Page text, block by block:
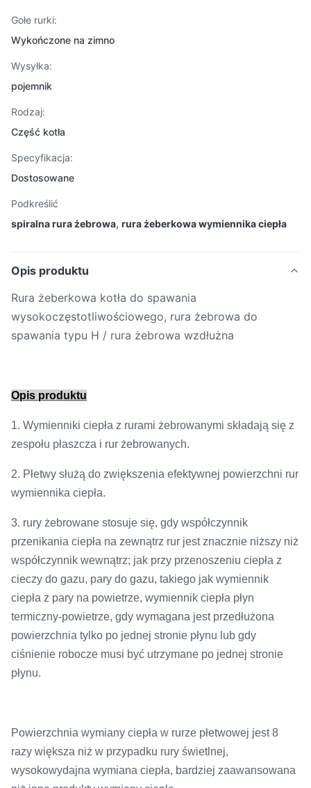
Gołe rurki:
Wykończone na zimno
Wysyłka:
pojemnik
Rodzaj:
Część kotła
Specyfikacja:
Dostosowane
Podkreślić
spiralna rura żebrowa, rura żeberkowa wymiennika ciepła
Opis produktu
Rura żeberkowa kotła do spawania
wysokoczęstotliwościowego, rura żebrowa do
spawania typu H / rura żebrowa wzdłużna
Opis produktu
1. Wymienniki ciepła z rurami żebrowanymi składają się z
zespołu płaszcza i rur żebrowanych.
2. Płetwy służą do zwiększenia efektywnej powierzchni rur
wymiennika ciepła.
3. rury żebrowane stosuje się, gdy współczynnik
przenikania ciepła na zewnątrz rur jest znacznie niższy niż
współczynnik wewnątrz; jak przy przenoszeniu ciepła z
cieczy do gazu, pary do gazu, takiego jak wymiennik
ciepła z pary na powietrze, wymiennik ciepła płyn
termiczny-powietrze, gdy wymagana jest przedłużona
powierzchnia tylko po jednej stronie płynu lub gdy
ciśnienie robocze musi być utrzymane po jednej stronie
płynu.
Powierzchnia wymiany ciepła w rurze płetwowej jest 8
razy większa niż w przypadku rury świetlnej,
wysokowydajna wymiana ciepła, bardziej zaawansowana